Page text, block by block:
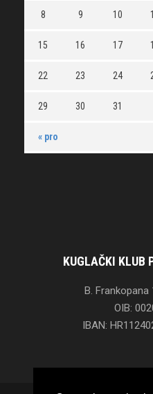
« pro
8 9 10
15 16 17
22 23 24
29 30 31
KUGLAČKI KLUB
B. Frankopana
OIB:
IBAN: